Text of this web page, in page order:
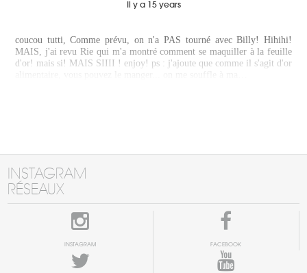
Il y a 15 years
coucou tutti, Comme prévu, on n'a PAS tourné avec Billy! Hihihi!
MAIS, j'ai revu Rie qui m'a montré comment se maquiller à la feuille
d'or! mais si! MAIS SIIII ! enjoy! ps : j'ajoute que comme il s'agit d'or
INSTAGRAM
RÉSEAUX
INSTAGRAM FACEBOOK